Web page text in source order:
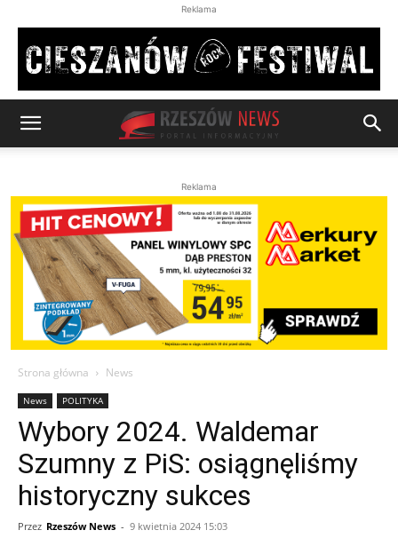
Reklama
Reklama
Strona główna News
News POLITYKA
Wybory 2024. Waldemar
Szumny z PiS: osiągnęliśmy
historyczny sukces
Przez Rzeszów News - 9 kwietnia 2024 15:03